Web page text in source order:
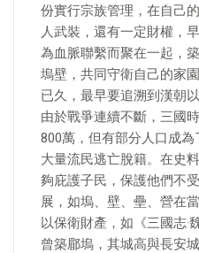
份實行宗族管理，在自己
人武裝，還有一定財權，
為血脈聯繫而聚在一起，
塢壁，共同守衛自己的家
已久，最早要追溯到漢朝
由於戰爭連續不斷，三國
800萬，但有部分人口成
大量流民逃亡脫籍。在史
夠庇護子民，保護他們不
展，如塢、壁、壘、營在
以保衛財產，如《三國志·
曾築郿塢，其城高與長安